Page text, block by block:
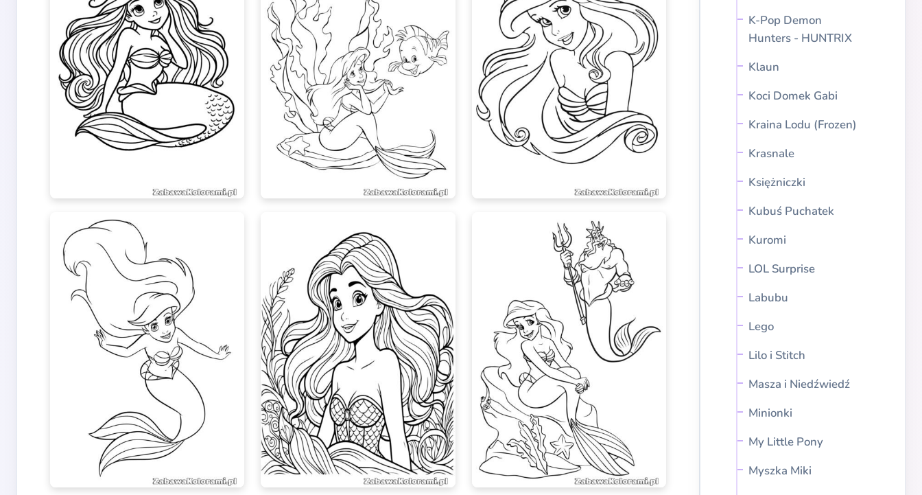
K-Pop Demon
Hunters - HUNTRIX
Klaun
Koci Domek Gabi
Kraina Lodu (Frozen)
Krasnale
Księżniczki
Kubuś Puchatek
Kuromi
LOL Surprise
Labubu
Lego
Lilo i Stitch
Masza i Niedźwiedź
Minionki
My Little Pony
Myszka Miki